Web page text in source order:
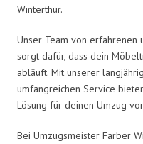
Winterthur.
Unser Team von
sorgt dafür, dass dein
abläuft. Mit unserer
umfangreichen Service
Lösung für deinen Umzug
Bei Umzugsmeister Farber